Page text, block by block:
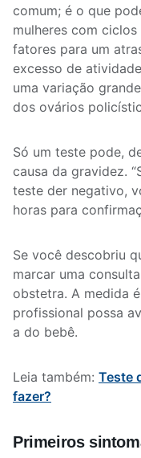
comum; é o que
mulheres com
fatores para um
excesso de
uma variação
dos ovários
Só um teste pode,
causa da gravidez.
teste der negativo,
horas para
Se você descobriu
marcar uma
obstetra. A medida
profissional possa
a do bebê.
Leia também: Teste
fazer?
Primeiros